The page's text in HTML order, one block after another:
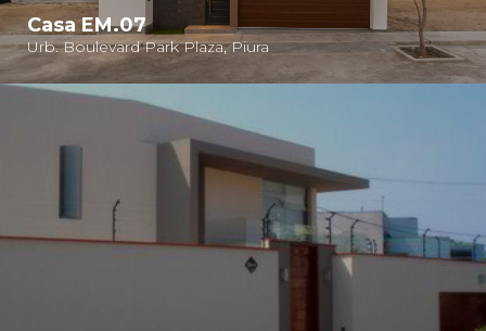
Casa EM.07
Urb. Boulevard Park Plaza, Piura